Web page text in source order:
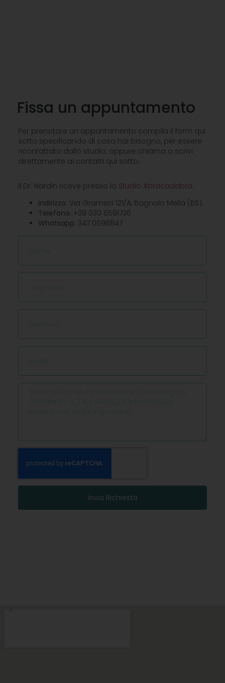
Fissa un appuntamento
Per prenotare un appuntamento compila il form qui
sotto specificando di cosa hai bisogno, per essere
ricontattato dallo studio, oppure chiama o scrivi
direttamente ai contatti qui sotto.
Il Dr. Nardin riceve presso lo Studio Abracadabra.
Indirizzo: Via Gramsci 121/A, Bagnolo Mella (BS).
Telefono: +39 030 6591736
Whatsapp: 347 0696847
Invia Richiesta